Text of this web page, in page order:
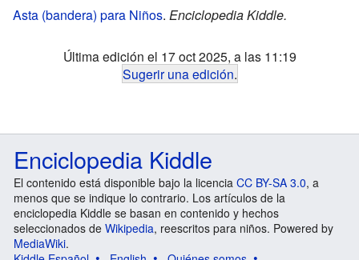
Asta (bandera) para Niños. Enciclopedia Kiddle.
Última edición el 17 oct 2025, a las 11:19
Sugerir una edición.
Enciclopedia Kiddle
El contenido está disponible bajo la licencia CC BY-SA 3.0, a
menos que se indique lo contrario. Los artículos de la
enciclopedia Kiddle se basan en contenido y hechos
seleccionados de Wikipedia, reescritos para niños. Powered by
MediaWiki.